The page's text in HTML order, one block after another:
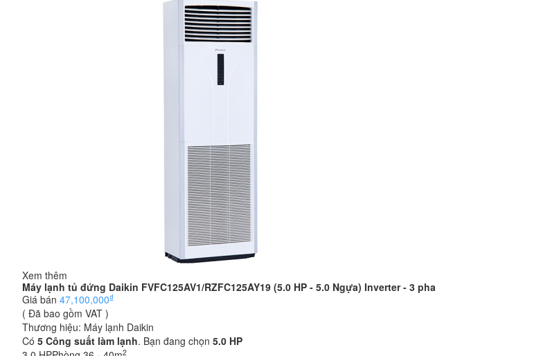
Xem thêm
Máy lạnh tủ đứng Daikin FVFC125AV1/RZFC125AY19 (5.0 HP - 5.0 Ngựa) Inverter - 3 pha
Giá bán 47,100,000₫
( Đã bao gồm VAT )
Thương hiệu: Máy lạnh Daikin
Có 5 Công suất làm lạnh. Bạn đang chọn 5.0 HP
2